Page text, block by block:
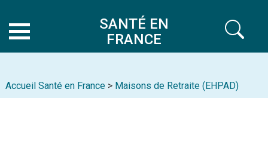
SANTÉ EN
FRANCE
Accueil Santé en France > Maisons de Retraite (EHPAD)